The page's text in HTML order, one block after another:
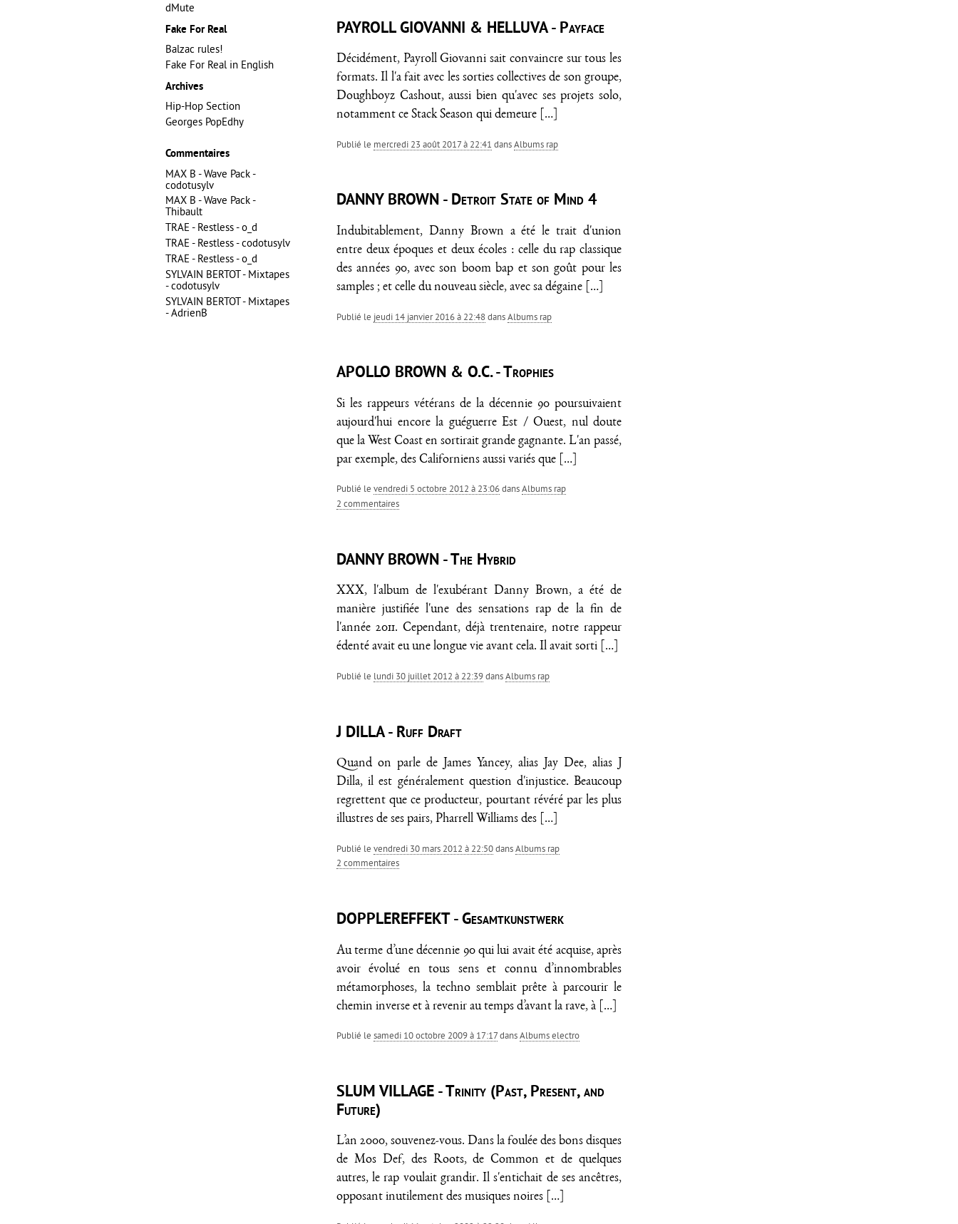
PAYROLL GIOVANNI & HELLUVA - Payface
Décidément, Payroll Giovanni sait convaincre sur tous les
formats. Il l'a fait avec les sorties collectives de son groupe,
Doughboyz Cashout, aussi bien qu'avec ses projets solo,
notamment ce Stack Season qui demeure
[…]
Publié le mercredi 23 août 2017 à 22:41 dansAlbums rap
DANNY BROWN - Detroit State of Mind 4
Indubitablement, Danny Brown a été le trait d'union
entre deux époques et deux écoles : celle du rap classique
des années 90, avec son boom bap et son goût pour les
samples ; et celle du nouveau siècle, avec sa dégaine
[…]
Publié le jeudi 14 janvier 2016 à 22:48dansAlbums rap
APOLLO BROWN & O.C. - Trophies
Si les rappeurs vétérans de la décennie 90 poursuivaient
aujourd'hui encore la guéguerre Est / Ouest, nul doute
que la West Coast en sortirait grande gagnante. L'an passé,
par exemple, des Californiens aussi variés que
[…]
Publié le vendredi 5 octobre 2012 à 23:06dansAlbums rap
2 commentaires
DANNY BROWN - The Hybrid
XXX, l'album de l'exubérant Danny Brown, a été de
manière justifiée l'une des sensations rap de la fin de
l'année 2011. Cependant, déjà trentenaire, notre rappeur
édenté avait eu une longue vie avant cela. Il avait sorti
[…]
Publié le lundi 30 juillet 2012 à 22:39dansAlbums rap
J DILLA - Ruff Draft
Quand on parle de James Yancey, alias Jay Dee, alias J
Dilla, il est généralement question d'injustice. Beaucoup
regrettent que ce producteur, pourtant révéré par les plus
illustres de ses pairs, Pharrell Williams des
[…]
Publié le vendredi 30 mars 2012 à 22:50dansAlbums rap
2 commentaires
DOPPLEREFFEKT - Gesamtkunstwerk
Au terme d’une décennie 90 qui lui avait été acquise, après
avoir évolué en tous sens et connu d’innombrables
métamorphoses, la techno semblait prête à parcourir le
chemin inverse et à revenir au temps d’avant la rave, à
[…]
Publié le samedi 10 octobre 2009 à 17:17dansAlbums electro
SLUM VILLAGE - Trinity (Past, Present, and
Future)
L’an 2000, souvenez-vous. Dans la foulée des bons disques
de Mos Def, des Roots, de Common et de quelques
autres, le rap voulait grandir. Il s'entichait de ses ancêtres,
opposant inutilement des musiques noires
[…]
dMute
Fake For Real
Balzac rules!
Fake For Real in English
Archives
Hip-Hop Section
Georges PopEdhy
Commentaires
MAX B - Wave Pack -
codotusylv
MAX B - Wave Pack -
Thibault
TRAE - Restless - o_d
TRAE - Restless - codotusylv
TRAE - Restless - o_d
SYLVAIN BERTOT - Mixtapes
- codotusylv
SYLVAIN BERTOT - Mixtapes
- AdrienB